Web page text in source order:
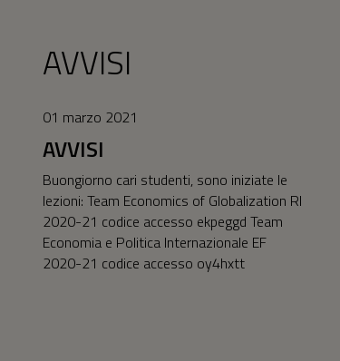
AVVISI
01 marzo 2021
AVVISI
Buongiorno cari studenti, sono iniziate le
lezioni: Team Economics of Globalization RI
2020-21 codice accesso ekpeggd Team
Economia e Politica Internazionale EF
2020-21 codice accesso oy4hxtt